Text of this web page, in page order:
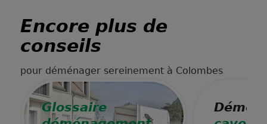
Encore plus de
conseils
pour déménager sereinement à Colombes
Glossaire